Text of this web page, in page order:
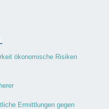
ökonomische Risiken
Ermittlungen gegen